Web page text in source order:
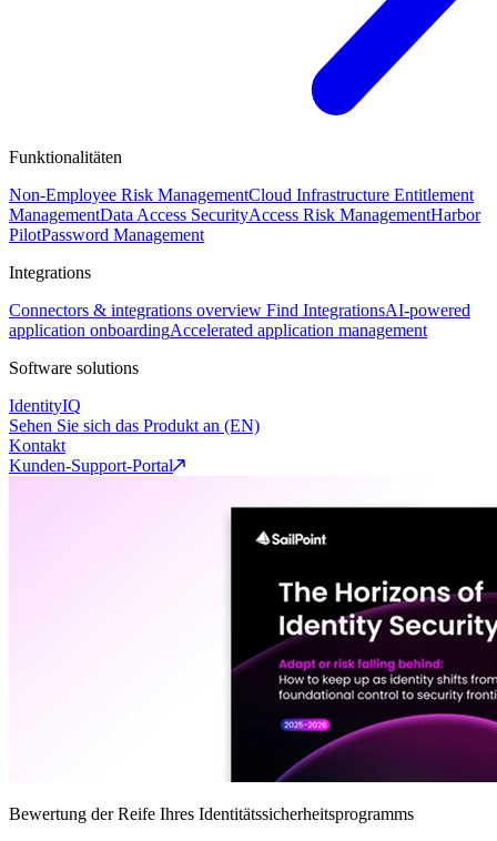
Funktionalitäten
Non-Employee Risk ManagementCloud Infrastructure Entitlement
ManagementData Access SecurityAccess Risk ManagementHarbor
PilotPassword Management
Integrations
Connectors & integrations overview Find IntegrationsAI-powered
application onboardingAccelerated application management
Software solutions
IdentityIQ
Sehen Sie sich das Produkt an (EN)
Kontakt
Kunden-Support-Portal
Bewertung der Reife Ihres Identitätssicherheitsprogramms